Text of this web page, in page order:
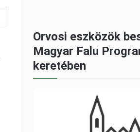
Orvosi eszközök
Magyar Falu
keretében